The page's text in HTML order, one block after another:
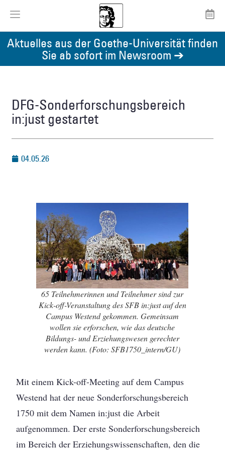
Aktuelles aus der Goethe-Universität finden
Sie ab sofort im Newsroom ➔
DFG-Sonderforschungsbereich
in:just gestartet
04.05.26
65 Teilnehmerinnen und Teilnehmer sind zur
Kick-off-Veranstaltung des SFB in:just auf den
Campus Westend gekommen. Gemeinsam
wollen sie erforschen, wie das deutsche
Bildungs- und Erziehungswesen gerechter
werden kann. (Foto: SFB1750_intern/GU)
Mit einem Kick-off-Meeting auf dem Campus
Westend hat der neue Sonderforschungsbereich
1750 mit dem Namen in:just die Arbeit
aufgenommen. Der erste Sonderforschungsbereich
im Bereich der Erziehungswissenschaften, den die